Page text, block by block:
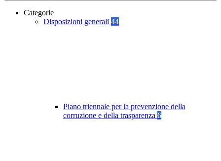
Categorie
Disposizioni generali 44
Piano triennale per la prevenzione della
corruzione e della trasparenza 6